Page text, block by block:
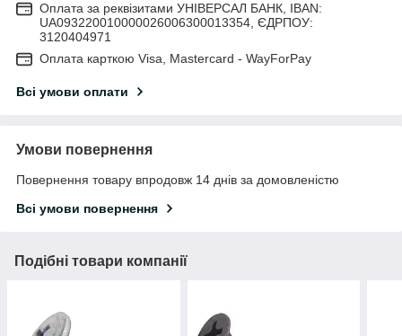
Оплата за реквізитами УНІВЕРСАЛ БАНК, IBAN:
UA093220010000026006300013354, ЄДРПОУ:
3120404971
Оплата карткою Visa, Mastercard - WayForPay
Всі умови оплати
Умови повернення
Повернення товару впродовж 14 днів за домовленістю
Всі умови повернення
Подібні товари компанії